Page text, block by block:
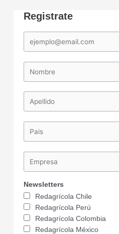
Registrate
Newsletters
Redagrícola Chile
Redagrícola Perú
Redagrícola Colombia
Redagrícola México